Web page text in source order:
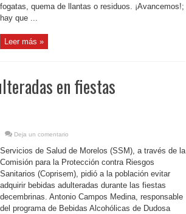
fogatas, quema de llantas o residuos. ¡Avancemos!;
hay que ...
Leer más »
en fiestas
Deja un comentario
Servicios de Salud de Morelos (SSM), a través de la
Comisión para la Protección contra Riesgos
Sanitarios (Coprisem), pidió a la población evitar
adquirir bebidas adulteradas durante las fiestas
decembrinas. Antonio Campos Medina, responsable
del programa de Bebidas Alcohólicas de Dudosa